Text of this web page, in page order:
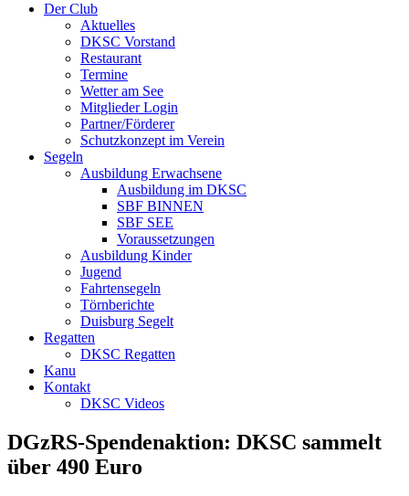
Der Club
Aktuelles
DKSC Vorstand
Restaurant
Termine
Wetter am See
Mitglieder Login
Partner/Förderer
Schutzkonzept im Verein
Segeln
Ausbildung Erwachsene
Ausbildung im DKSC
SBF BINNEN
SBF SEE
Voraussetzungen
Ausbildung Kinder
Jugend
Fahrtensegeln
Törnberichte
Duisburg Segelt
Regatten
DKSC Regatten
Kanu
Kontakt
DKSC Videos
DGzRS-Spendenaktion: DKSC sammelt
über 490 Euro